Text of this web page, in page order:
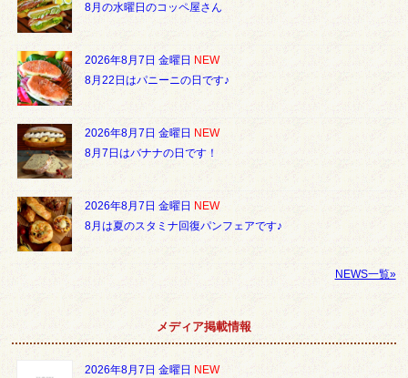
8月の水曜日のコッペ屋さん
2026年8月7日 金曜日 NEW
8月22日はパニーニの日です♪
2026年8月7日 金曜日 NEW
8月7日はバナナの日です！
2026年8月7日 金曜日 NEW
8月は夏のスタミナ回復パンフェアです♪
NEWS一覧»
メディア掲載情報
2026年8月7日 金曜日 NEW